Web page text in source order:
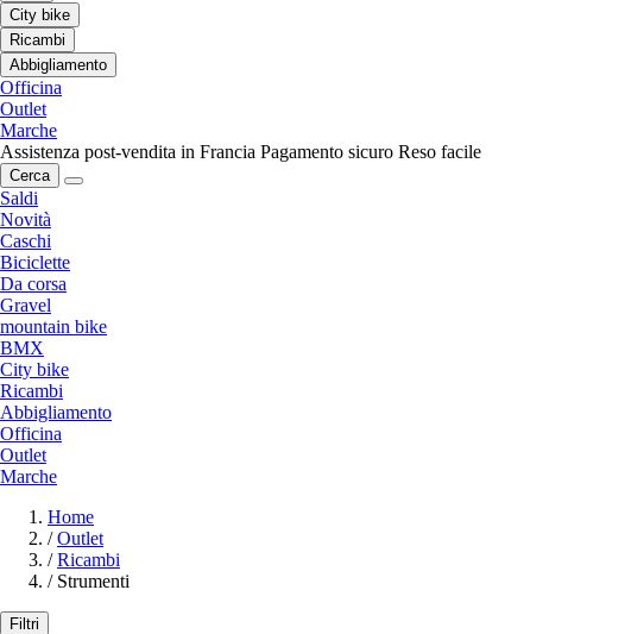
City bike
Ricambi
Abbigliamento
Officina
Outlet
Marche
Assistenza post-vendita in Francia Pagamento sicuro Reso facile
Cerca
Saldi
Novità
Caschi
Biciclette
Da corsa
Gravel
mountain bike
BMX
City bike
Ricambi
Abbigliamento
Officina
Outlet
Marche
Home
/ Outlet
/ Ricambi
/ Strumenti
Filtri